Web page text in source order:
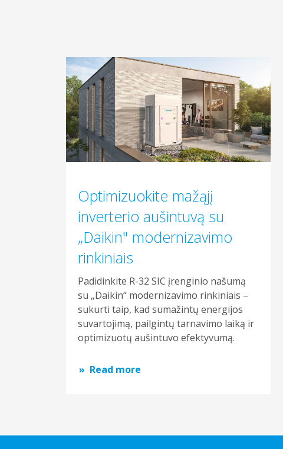
Optimizuokite mažąjį
inverterio aušintuvą su
„Daikin" modernizavimo
rinkiniais
Padidinkite R-32 SIC įrenginio našumą
su „Daikin“ modernizavimo rinkiniais –
sukurti taip, kad sumažintų energijos
suvartojimą, pailgintų tarnavimo laiką ir
optimizuotų aušintuvo efektyvumą.
Read more